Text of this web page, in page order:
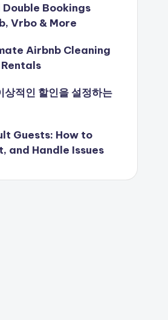
Bookings
Vrbo & More
Airbnb Cleaning
적인 할인을 설정하는
Guests: How to
and Handle Issues